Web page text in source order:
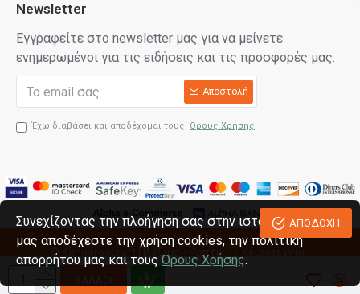
Newsletter
Εγγραφείτε στο newsletter μας για να μείνετε
ενημερωμένοι για τις ειδήσεις και τις προσφορές μας.
Αποστολή
Έχω διαβάσει και αποδέχομαι τους Όρους Χρήσης
© Kangaroocraft
Πλέξιμο - Ραπτική - Χειροτεχνία
ΑΠΟΔΟΧΗ
Συνεχίζοντας την πλοήγηση σας στην ιστοσελίδα
μας αποδέχεστε την χρήση cookies, την πολιτική
απορρήτου μας και τουςΌρους Χρήσης.